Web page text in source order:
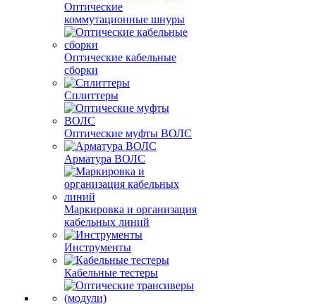
Оптические
коммутационные шнуры
Оптические кабельные
сборки
Сплиттеры
Оптические муфты ВОЛС
Арматура ВОЛС
Маркировка и организация
кабельных линий
Инструменты
Кабельные тестеры